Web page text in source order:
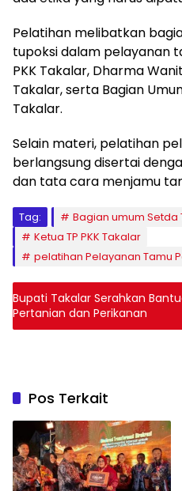
Pelatihan melibatkan
tupoksi dalam pelayanan
PKK Takalar, Dharma
Takalar, serta Bagian
Takalar.
Selain materi, pelatihan
berlangsung disertai
dan tata cara menjamu
Tag: Bagian umum Setda
Ketua TP PKK Takalar
pelatihan Pelayanan Tamu
Bupati Takalar Serahkan
Pertanian dan Perikanan
Pos Terkait